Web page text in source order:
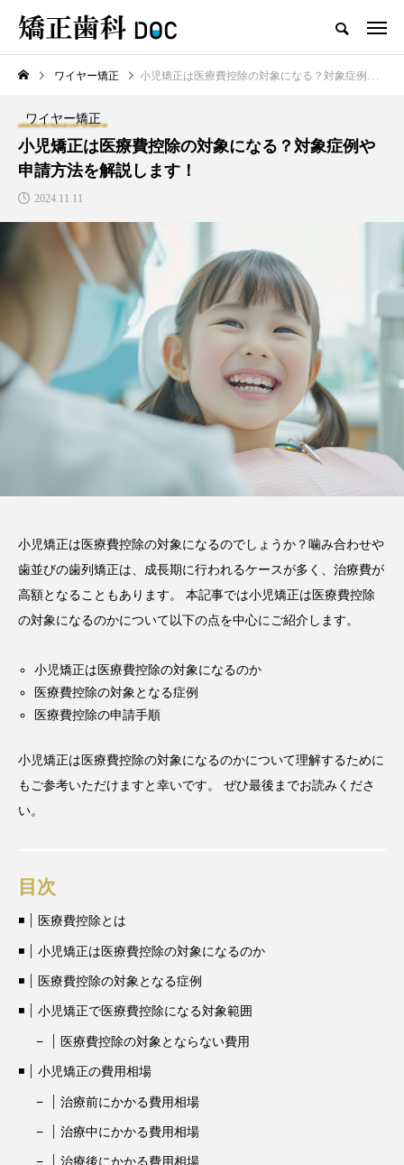
TOP ワイヤー矯正 マウスピース矯正
新着記事
ワイヤー矯正
テスト用_東京都おすすめの矯
正歯科の名医28人
マウスピース型矯正治療後に
保定は必要?リテーナーの装着
期間や時間、注意点も解説
2025.12.07
注目のトピック
おすすめ名医一覧 コラム
ワイヤー矯正 小児矯正は医療費控除の対象になる？対象症例や申請方法を解説します！
ワイヤー矯正
小児矯正は医療費控除の対象になる？対象症例や
申請方法を解説します！
2024.11.11
小児矯正は医療費控除の対象になるのでしょうか？噛み合わせや
歯並びの歯列矯正は、成長期に行われるケースが多く、治療費が
高額となることもあります。 本記事では小児矯正は医療費控除
の対象になるのかについて以下の点を中心にご紹介します。
小児矯正は医療費控除の対象になるのか
医療費控除の対象となる症例
医療費控除の申請手順
小児矯正は医療費控除の対象になるのかについて理解するために
もご参考いただけますと幸いです。 ぜひ最後までお読みくださ
い。
目次
医療費控除とは
小児矯正は医療費控除の対象になるのか
医療費控除の対象となる症例
小児矯正で医療費控除になる対象範囲
医療費控除の対象とならない費用
小児矯正の費用相場
治療前にかかる費用相場
治療中にかかる費用相場
治療後にかかる費用相場